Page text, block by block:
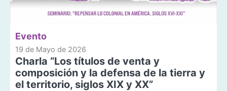
Evento
19 de Mayo de 2026
Charla “Los títulos de venta y
composición y la defensa de la tierra y
el territorio, siglos XIX y XX”